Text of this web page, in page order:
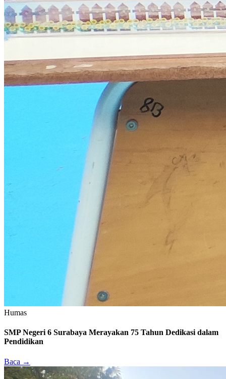
Humas
SMP Negeri 6 Surabaya Merayakan 75 Tahun Dedikasi dalam
Pendidikan
Baca →